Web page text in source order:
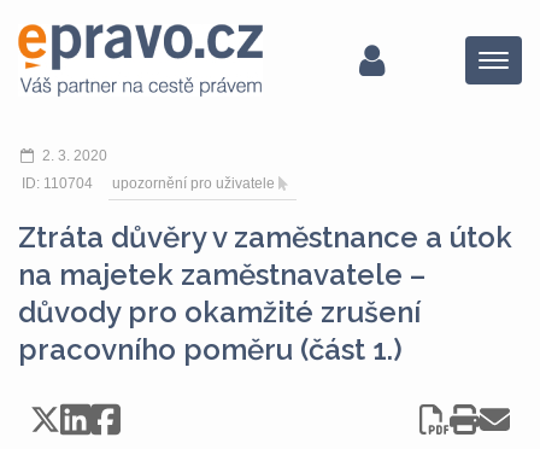
Menu
2. 3. 2020
ID: 110704
upozornění pro uživatele
Ztráta důvěry v zaměstnance a útok
na majetek zaměstnavatele –
důvody pro okamžité zrušení
pracovního poměru (část 1.)